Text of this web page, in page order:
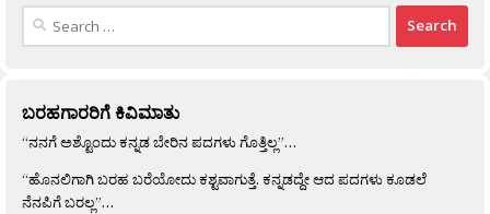
Search
ಬರಹಗಾರರಿಗೆ ಕಿವಿಮಾತು
“ನನಗೆ ಅಶ್ಟೊಂದು ಕನ್ನಡ ಬೇರಿನ ಪದಗಳು ಗೊತ್ತಿಲ್ಲ”…
“ಹೊನಲಿಗಾಗಿ ಬರಹ ಬರೆಯೋದು ಕಶ್ಟವಾಗುತ್ತೆ. ಕನ್ನಡದ್ದೇ ಆದ ಪದಗಳು ಕೂಡಲೆ
ನೆನಪಿಗೆ ಬರಲ್ಲ”…